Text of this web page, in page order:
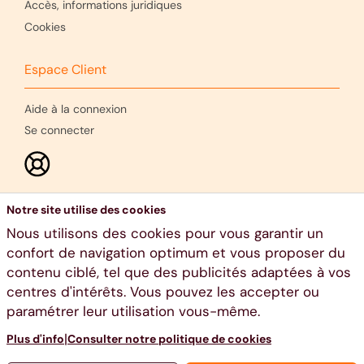
Accès, informations juridiques
Cookies
Espace Client
Aide à la connexion
Se connecter
Ethias s.a., voie Gisèle Halimi 10, 4000 Liège - RPM Liège -
TVA BE 0404.484.654 - 04 220 31 11 - www.ethias.be -
info@ethias.be -Aide et Contact
Notre site utilise des cookies
Nous utilisons des cookies pour vous garantir un
confort de navigation optimum et vous proposer du
contenu ciblé, tel que des publicités adaptées à vos
centres d'intérêts. Vous pouvez les accepter ou
paramétrer leur utilisation vous-même.
Plus d'info|Consulter notre politique de cookies